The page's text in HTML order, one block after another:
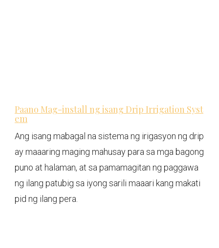
Paano Mag-install ng isang Drip Irrigation Syst
em
Ang isang mabagal na sistema ng irigasyon ng drip
ay maaaring maging mahusay para sa mga bagong
puno at halaman, at sa pamamagitan ng paggawa
ng ilang patubig sa iyong sarili maaari kang makati
pid ng ilang pera.